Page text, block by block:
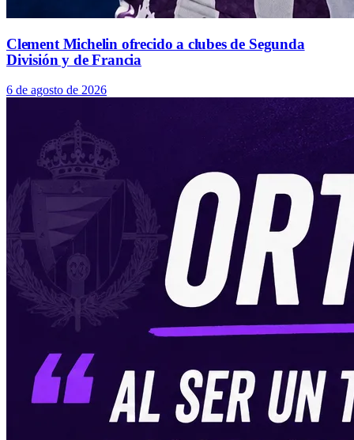
Clement Michelin ofrecido a clubes de Segunda
División y de Francia
6 de agosto de 2026